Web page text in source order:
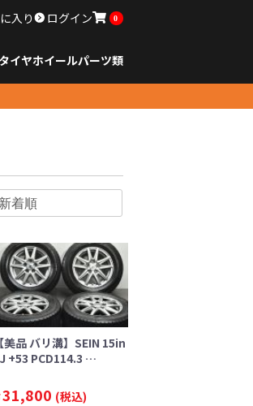
入り ログイン 0
タイヤホイールパーツ類
【美品 バリ溝】SEIN 15in
+53 PCD114.3 …
31,800 (税込)